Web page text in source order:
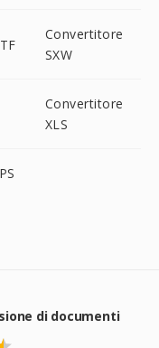
Convertitore
SXW
Convertitore
XLS
di documenti